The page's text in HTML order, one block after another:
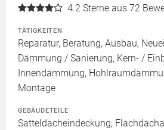
4.2 Sterne aus 72
TÄTIGKEITEN
Reparatur, Beratung, Ausbau,
Dämmung / Sanierung, Kern- /
Innendämmung,
Montage
GEBÄUDETEILE
Satteldacheindeckung,